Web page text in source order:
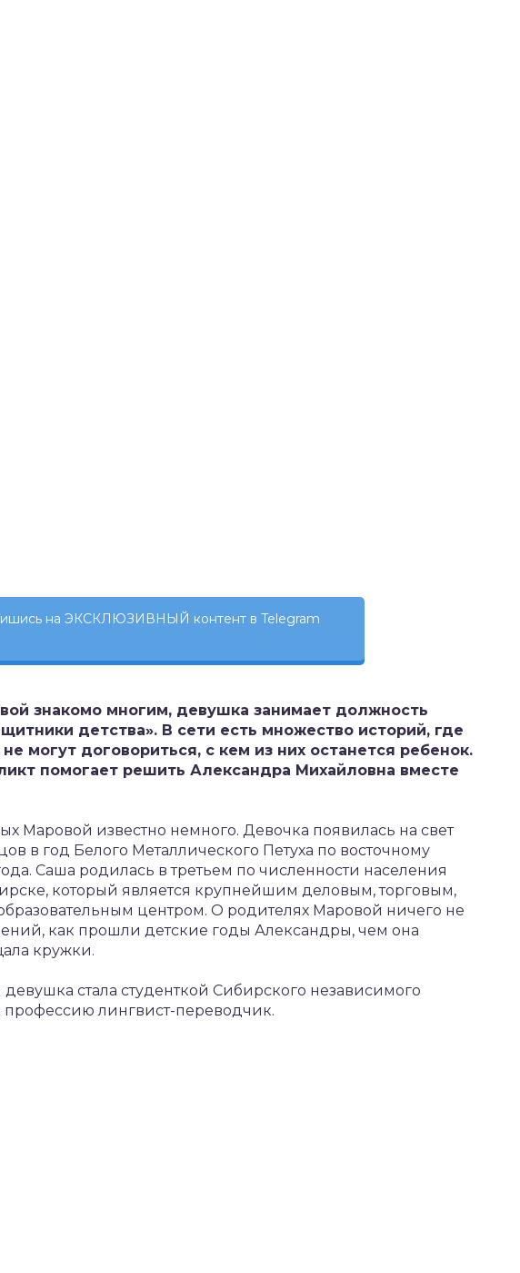
на ЭКСКЛЮЗИВНЫЙ контент в Telegram
знакомо многим, девушка занимает должность
детства». В сети есть множество историй, где
могут договориться, с кем из них останется ребенок.
помогает решить Александра Михайловна вместе
Маровой известно немного. Девочка появилась на свет
в год Белого Металлического Петуха по восточному
Саша родилась в третьем по численности населения
который является крупнейшим деловым, торговым,
центром. О родителях Маровой ничего не
как прошли детские годы Александры, чем она
кружки.
стала студенткой Сибирского независимого
профессию лингвист-переводчик.